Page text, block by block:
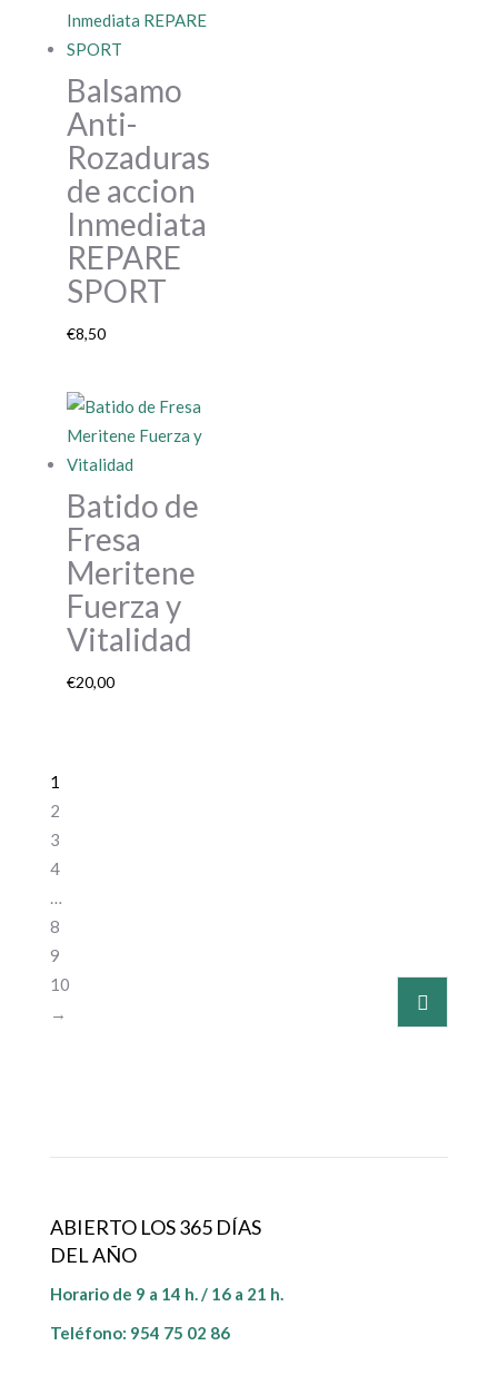
Balsamo
Anti-
Rozaduras
de accion
Inmediata
REPARE
SPORT
€8,50
Batido de
Fresa
Meritene
Fuerza y
Vitalidad
€20,00
1
2
3
4
…
8
9
10
→
ABIERTO LOS 365 DÍAS
DEL AÑO
Horario de 9 a 14 h. / 16 a 21 h.
Teléfono: 954 75 02 86